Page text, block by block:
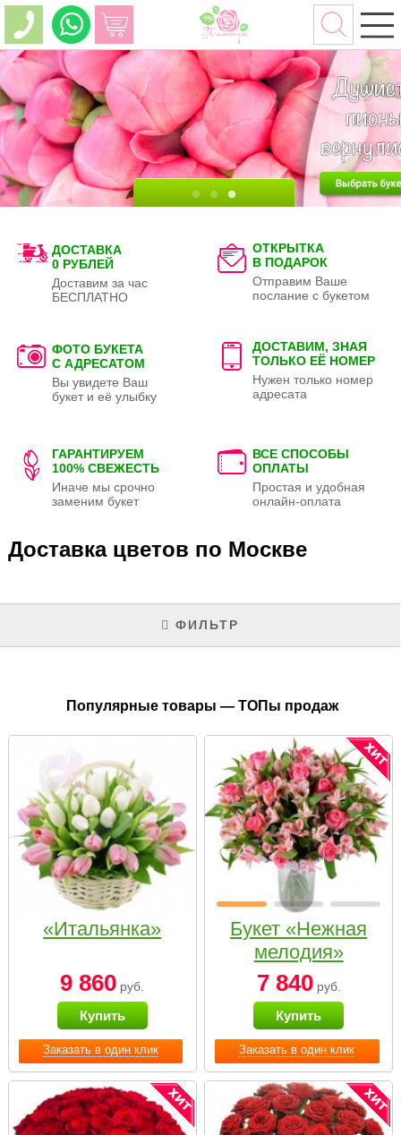
ДОСТАВКА
0 РУБЛЕЙ
Доставим за час
БЕСПЛАТНО
ОТКРЫТКА
В ПОДАРОК
Отправим Ваше
послание с букетом
ФОТО БУКЕТА
С АДРЕСАТОМ
Вы увидете Ваш
букет и её улыбку
ДОСТАВИМ, ЗНАЯ
ТОЛЬКО ЕЁ НОМЕР
Нужен только номер
адресата
ГАРАНТИРУЕМ
100% СВЕЖЕСТЬ
Иначе мы срочно
заменим букет
ВСЕ СПОСОБЫ
ОПЛАТЫ
Простая и удобная
онлайн-оплата
Доставка цветов по Москве
ФИЛЬТР
Популярные товары — ТОПы продаж
Заказать в один клик
«Итальянка»
9 860 руб.
Купить
Заказать в один клик
Букет «Нежная
мелодия»
7 840руб.
Купить